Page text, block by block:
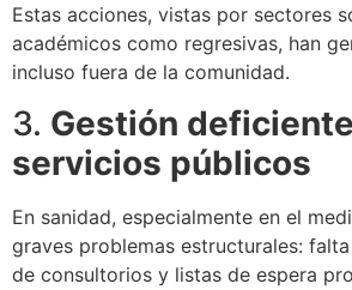
Estas acciones, vistas por sectores
académicos como regresivas, han
incluso fuera de la comunidad.
3. Gestión
servicios públicos
En sanidad, especialmente en el
graves problemas estructurales:
de consultorios y listas de espera